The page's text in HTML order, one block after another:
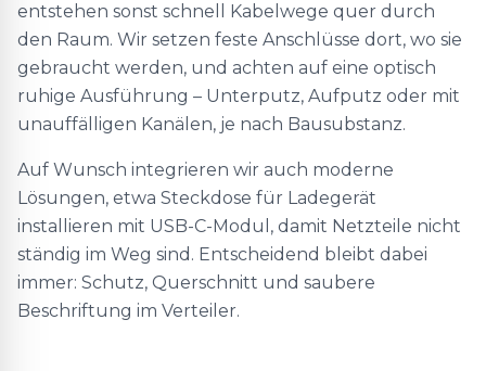
entstehen sonst schnell Kabelwege quer durch
den Raum. Wir setzen feste Anschlüsse dort, wo sie
gebraucht werden, und achten auf eine optisch
ruhige Ausführung – Unterputz, Aufputz oder mit
unauffälligen Kanälen, je nach Bausubstanz.
Auf Wunsch integrieren wir auch moderne
Lösungen, etwa Steckdose für Ladegerät
installieren mit USB-C-Modul, damit Netzteile nicht
ständig im Weg sind. Entscheidend bleibt dabei
immer: Schutz, Querschnitt und saubere
Beschriftung im Verteiler.